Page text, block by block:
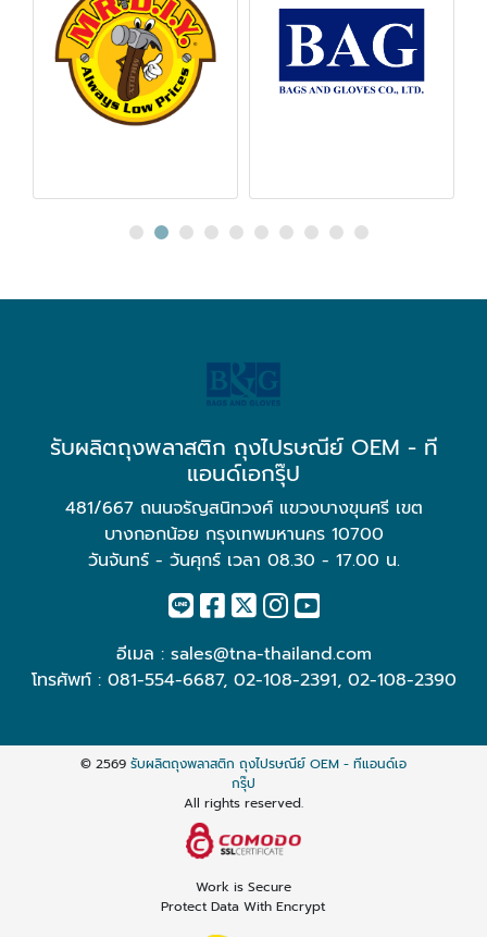
รับผลิตถุงพลาสติก ถุงไปรษณีย์ OEM - ที
แอนด์เอกรุ๊ป
481/667 ถนนจรัญสนิทวงศ์ แขวงบางขุนศรี เขต
บางกอกน้อย กรุงเทพมหานคร 10700
วันจันทร์ - วันศุกร์ เวลา 08.30 - 17.00 น.
อีเมล : sales@tna-thailand.com
โทรศัพท์ : 081-554-6687, 02-108-2391, 02-108-2390
© 2569 รับผลิตถุงพลาสติก ถุงไปรษณีย์ OEM - ทีแอนด์เอ
กรุ๊ป
All rights reserved.
Work is Secure
Protect Data With Encrypt